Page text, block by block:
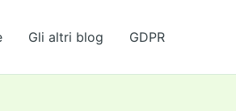
Gli altri blog GDPR